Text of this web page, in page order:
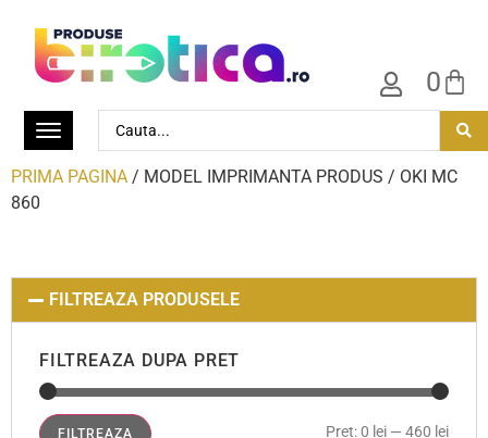
0
PRIMA PAGINA / MODEL IMPRIMANTA PRODUS / OKI MC
860
FILTREAZA PRODUSELE
FILTREAZA DUPA PRET
FILTREAZA Pret:0 lei — 460 lei